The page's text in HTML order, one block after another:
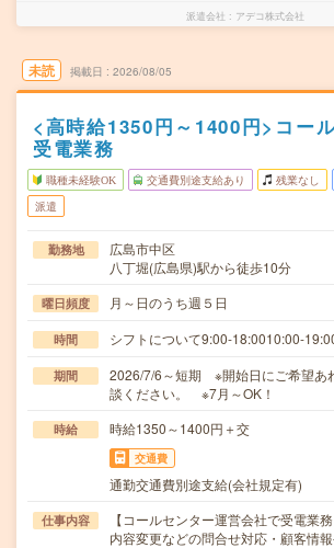
派遣会社 アデコ株式会社
未読 掲載日 2026/08/05
<高時給1350円～1400円>コー
受電業務
職種未経験OK 交通費別途支給あり 残業なし
派遣
勤務地
広島市中区
八丁堀(広島県)駅から徒歩10分
曜日頻度 月～日のうち週５日
時間 シフトについて9:00-18:0010:00-
期間
2026/7/6～短期 ※開始日にご希望あ
談ください。 ※7月～OK！
時給 時給1350～1400円＋交
交通費
通勤交通費別途支給(会社規定有)
仕事内容
【コールセンター運営会社で受電業
内容変更などの問合せ対応・顧客情